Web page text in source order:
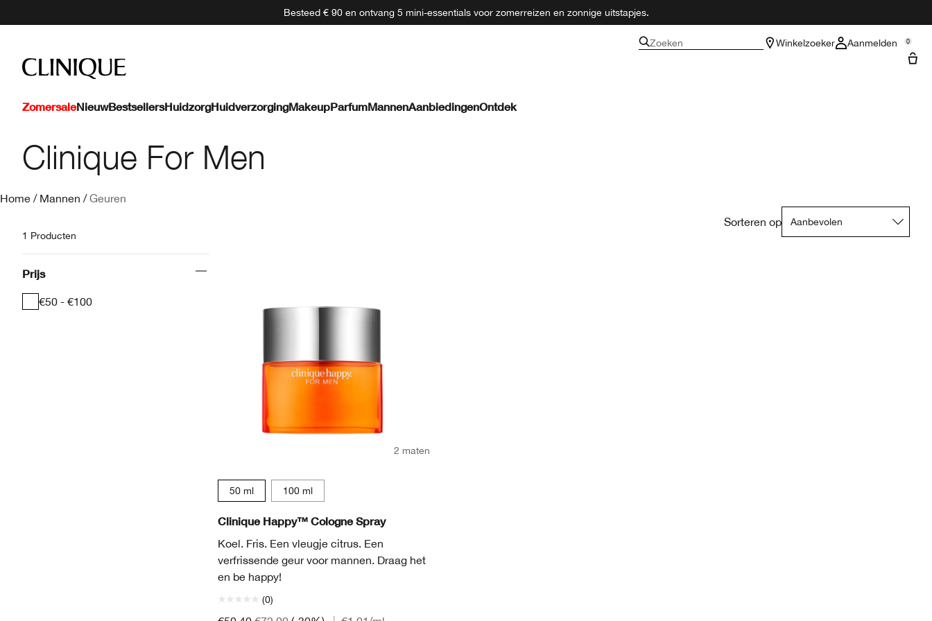
Besteed € 90 en ontvang 5 mini-essentials voor zomerreizen en zonnige uitstapjes.
Zoeken Winkelzoeker Aanmelden 0
ZomersaleNieuwBestsellersHuidzorgHuidverzorgingMakeupParfumMannenAanbiedingenOntdek
Clinique For Men
Home / Mannen / Geuren
1 Producten
Prijs
€50 - €100
Sorteren op
2 maten
50 ml 100 ml
Clinique Happy™ Cologne Spray
Koel. Fris. Een vleugje citrus. Een
verfrissende geur voor mannen. Draag het
en be happy!
(0)